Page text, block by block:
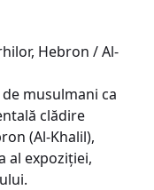
Hebron / Al-
musulmani ca
clădire
(Al-Khalil),
al expoziției,